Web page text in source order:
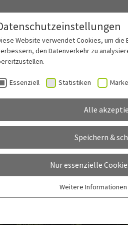
Funktionen(current)
Infos
editieren
Website verwendet Cookies, um die
den Datenverkehr zu
Essenziell Statistiken
Alle
Speichern &
Nur essenzielle
Essenzielle Cookies werden für
benötigt. Dadurch ist gewährleistet, dass
Weitere